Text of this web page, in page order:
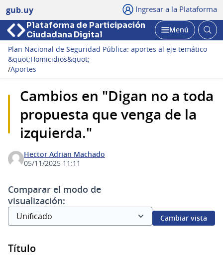
gub.uy Ingresar a la Plataforma
Plataforma de Participación
Ciudadana Digital
Abrir
Menú
Plan Nacional de Seguridad Pública: aportes al eje temático
&quot;Homicidios&quot;
/Aportes
Cambios en "Digan no a toda
propuesta que venga de la
izquierda."
Hector Adrian Machado
05/11/2025 11:11
Comparar el modo de
visualización:
Cambiar vista
Título